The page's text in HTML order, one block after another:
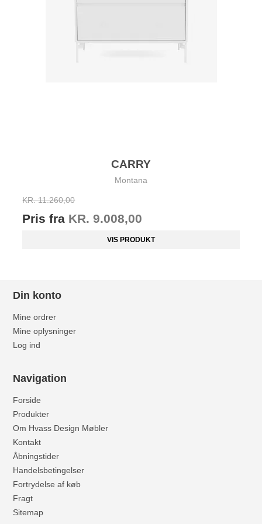
CARRY
Montana
KR. 11.260,00
Pris fra KR. 9.008,00
VIS PRODUKT
Din konto
Mine ordrer
Mine oplysninger
Log ind
Navigation
Forside
Produkter
Om Hvass Design Møbler
Kontakt
Åbningstider
Handelsbetingelser
Fortrydelse af køb
Fragt
Sitemap